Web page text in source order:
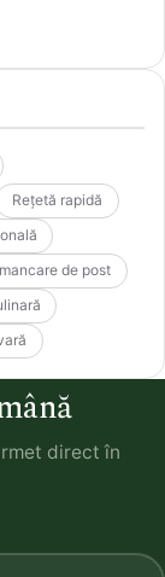
Rețetă rapidă
mancare de post
direct în